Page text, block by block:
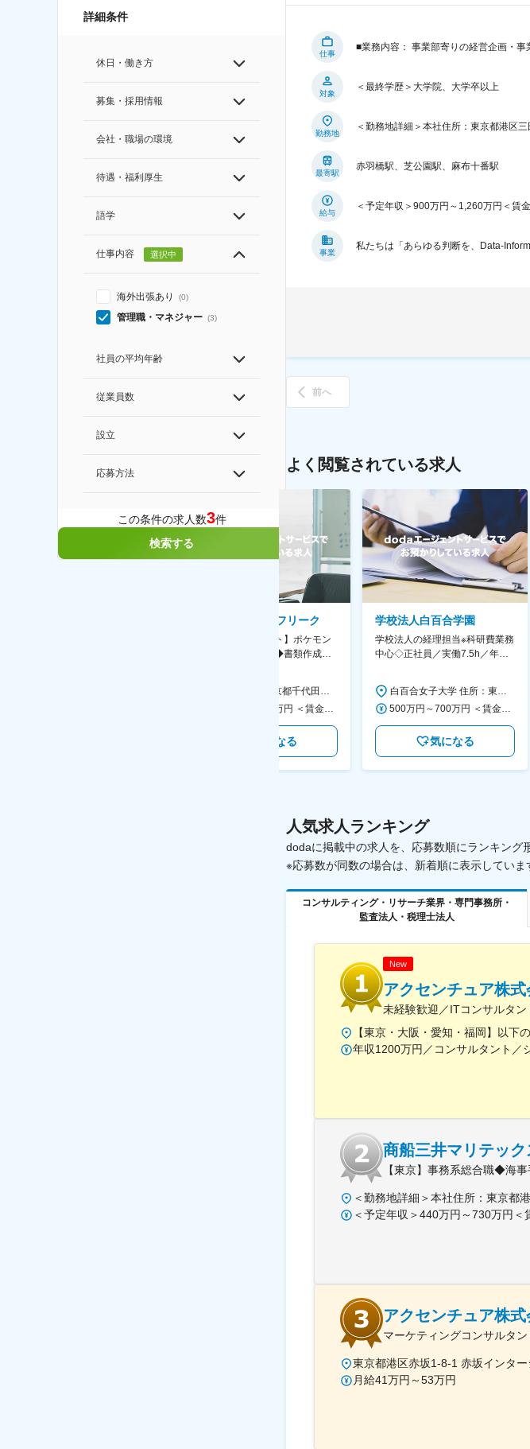
詳細条件
休日・働き方
募集・採用情報
会社・職場の環境
待遇・福利厚生
語学
仕事内容 選択中
海外出張あり (0)
管理職・マネジャー (3)
社員の平均年齢
従業員数
設立
応募方法
この条件の求人数3件
検索する
仕事
■業務内容： 事業部寄りの経営企画・
対象
＜最終学歴＞大学院、大学卒以上
勤務地
＜勤務地詳細＞本社住所：東京都港区
最寄駅
赤羽橋駅、芝公園駅、麻布十番駅
給与
＜予定年収＞900万円～1,260万円＜賃
事業
私たちは「あらゆる判断を、Data-
前へ
よく閲覧されている求人
株式会社ゲームフリーク
【庶務アシスタント】ポケモン
シリーズ開発企業◆書類作成・
本社 住所：東京都千代田区神田錦町2-2-1 KANDASQUARE 受動喫煙対策：屋内全面禁煙 変更の範囲：会社の定める事業所
350万円～500万円 ＜賃金形態＞ 月給制 ＜賃金内訳＞ 月額（基本給）：215,000円～307,000円 固定残業手当/月：76,700円～110,000円（固定残業時間45時間0分/月） 超過した時間外労働の残業手当は追加支給 ＜月給＞ 291,700円～417,000円（一律手当を含む） ＜昇給有無＞ 有 ＜残業手当＞ 有 ＜給与補足＞ ※経験・能力を考慮の上、年齢に関わりなく当社規定により優遇します。 賃金はあくまでも目安の金額であり、選考を通じて上下する可能性があります。 月給(月額)は固定手当を含めた表記です。
気になる
学校法人白百合学園
学校法人の経理担当※科研費業務
中心◇正社員／実働7.5h／年休
大学
白百合女子大学 住所：東京都調布市緑ヶ丘1-25 勤務地最寄駅：京王線／仙川駅 受動喫煙対策：屋内全面禁煙 変更の範囲：会社の定める事業所
500万円～700万円 ＜賃金形態＞ 月給制 ＜賃金内訳＞ 月額（基本給）：280,000円～430,000円 ＜月給＞ 280,000円～430,000円 ＜昇給有無＞ 有 ＜残業手当＞ 有 ＜給与補足＞ ※年齢・過去の経験に基づき、本学規定に合わせ決定 【残業手当】有 /残業時間に応じて全額支給（※想定年収に含む） 【各種手当】扶養手当/住宅手当/通勤手当 等 【賞与】年2回（6月、12月） 【昇給】年1回（4月） 賃金はあくまでも目安の金額であり、選考を通じて上下する可能性があります。 月給(月額)は固定手当を含めた表記です。
気になる
人気求人ランキング
dodaに掲載中の求人を、応募数順にランキング
※応募数が同数の場合は、新着順に表示していま
コンサルティング・リサーチ業界・専門事務所・
監査法人・税理士法人
New
アクセンチュア株式
未経験歓迎／ITコンサルタ
商船三井マリテッ
【東京】事務系総合職◆海
アクセンチュア株式
マーケティングコンサルタ
月給41万円～53万円